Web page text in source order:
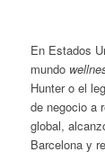
En Estados
mundo
Hunter o el
de negocio a
global,
Barcelona y